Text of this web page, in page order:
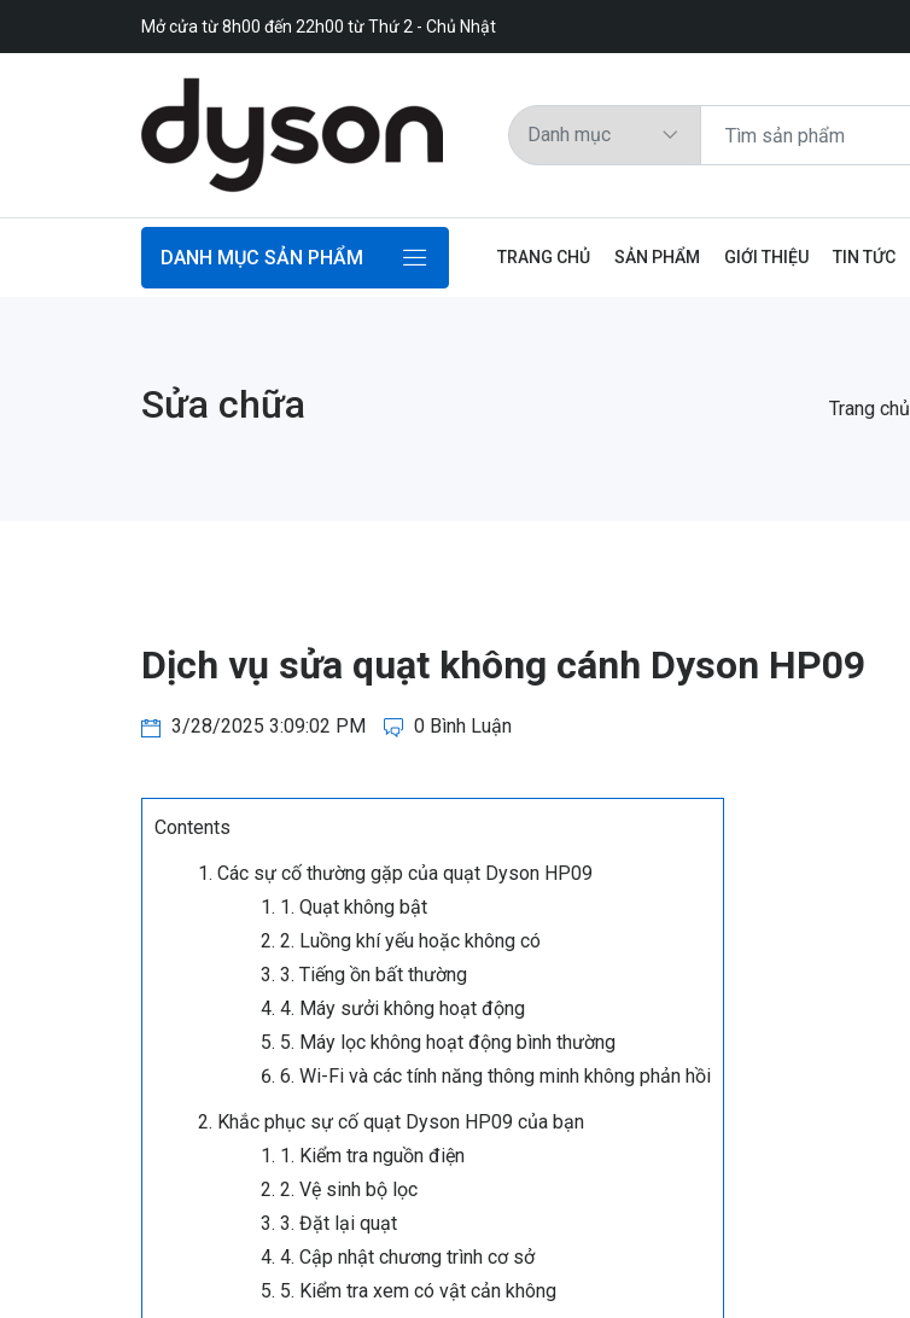
Mở cửa từ 8h00 đến 22h00 từ Thứ 2 - Chủ Nhật
DANH MỤC SẢN PHẨM TRANG CHỦ SẢN PHẨM GIỚI THIỆU TIN TỨC
Sửa chữa Trang chủ
Dịch vụ sửa quạt không cánh Dyson HP09
3/28/2025 3:09:02 PM 0 Bình Luận
Contents
Các sự cố thường gặp của quạt Dyson HP09
1. Quạt không bật
2. Luồng khí yếu hoặc không có
3. Tiếng ồn bất thường
4. Máy sưởi không hoạt động
5. Máy lọc không hoạt động bình thường
6. Wi-Fi và các tính năng thông minh không phản hồi
Khắc phục sự cố quạt Dyson HP09 của bạn
1. Kiểm tra nguồn điện
2. Vệ sinh bộ lọc
3. Đặt lại quạt
4. Cập nhật chương trình cơ sở
5. Kiểm tra xem có vật cản không